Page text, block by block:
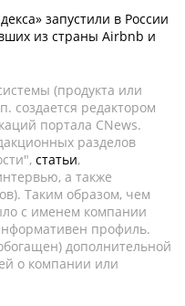
запустили в России
из страны Airbnb и
(продукта или
создается редактором
портала CNews.
разделов
статьи,
а также
Таким образом, чем
с именем компании
профиль.
дополнительной
о компании или